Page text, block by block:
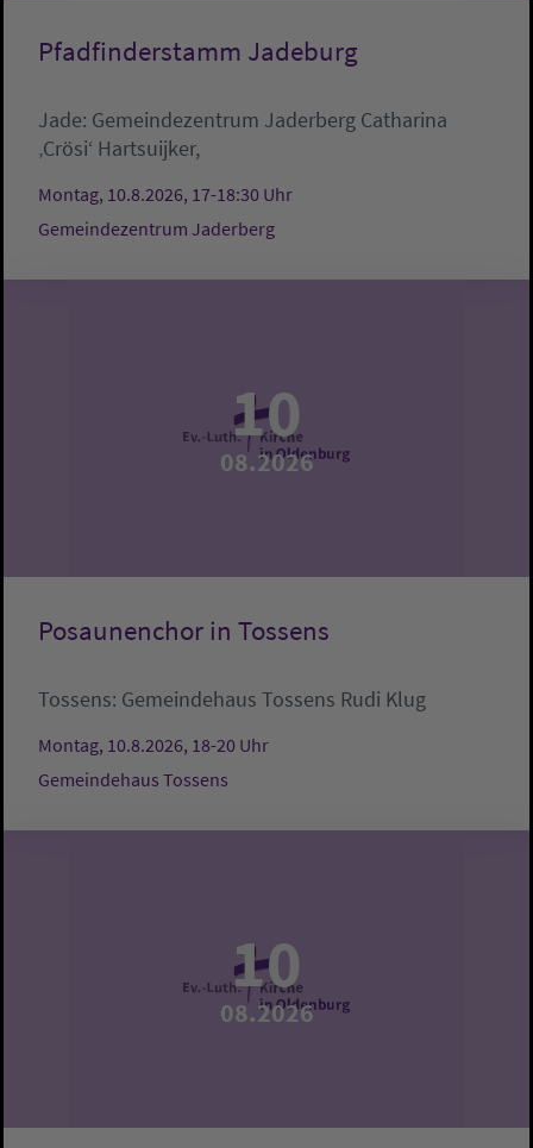
Pfadfinderstamm Jadeburg
Jade: Gemeindezentrum Jaderberg Catharina
‚Crösi‘ Hartsuijker,
Montag, 10.8.2026, 17-18:30 Uhr
Gemeindezentrum Jaderberg
10
08.2026
Posaunenchor in Tossens
Tossens: Gemeindehaus Tossens Rudi Klug
Montag, 10.8.2026, 18-20 Uhr
Gemeindehaus Tossens
10
08.2026